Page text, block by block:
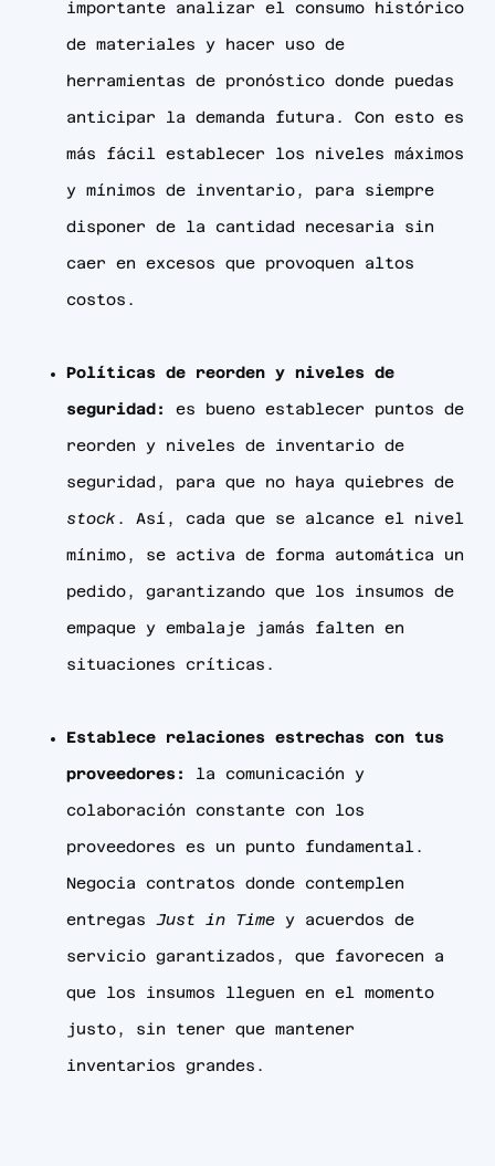
importante analizar el consumo histórico
de materiales y hacer uso de
herramientas de pronóstico donde puedas
anticipar la demanda futura. Con esto es
más fácil establecer los niveles máximos
y mínimos de inventario, para siempre
disponer de la cantidad necesaria sin
caer en excesos que provoquen altos
costos.
Políticas de reorden y niveles de
seguridad: es bueno establecer puntos de
reorden y niveles de inventario de
seguridad, para que no haya quiebres de
stock . Así, cada que se alcance el nivel
mínimo, se activa de forma automática un
pedido, garantizando que los insumos de
empaque y embalaje jamás falten en
situaciones críticas.
Establece relaciones estrechas con tus
proveedores: la comunicación y
colaboración constante con los
proveedores es un punto fundamental.
Negocia contratos donde contemplen
entregas Just in Time y acuerdos de
servicio garantizados, que favorecen a
que los insumos lleguen en el momento
justo, sin tener que mantener
inventarios grandes.